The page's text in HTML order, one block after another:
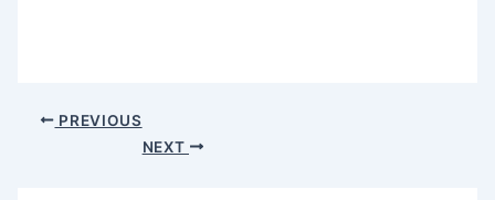
PREVIOUS
NEXT